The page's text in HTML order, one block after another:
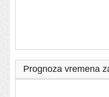
Prognoza vremena